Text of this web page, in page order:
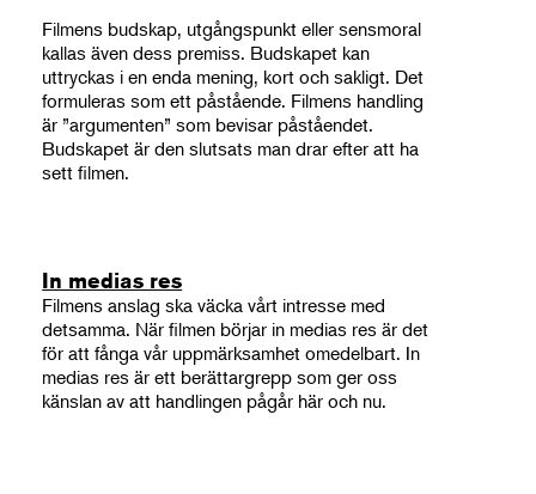
Filmens budskap, utgångspunkt eller sensmoral
kallas även dess premiss. Budskapet kan
uttryckas i en enda mening, kort och sakligt. Det
formuleras som ett påstående. Filmens handling
är ”argumenten” som bevisar påståendet.
Budskapet är den slutsats man drar efter att ha
sett filmen.
In medias res
Filmens anslag ska väcka vårt intresse med
detsamma. När filmen börjar in medias res är det
för att fånga vår uppmärksamhet omedelbart. In
medias res är ett berättargrepp som ger oss
känslan av att handlingen pågår här och nu.